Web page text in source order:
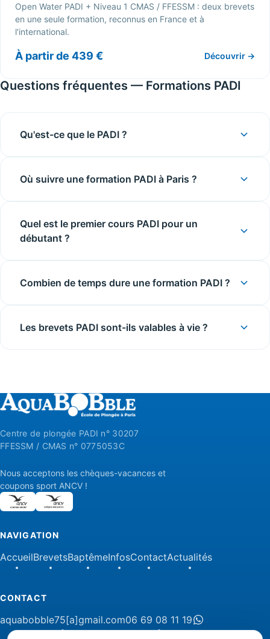
Open Water PADI + Niveau 1 CMAS / FFESSM : deux brevets
en une seule formation, reconnus en France et à
l'international.
À partir de 439 € Découvrir →
Questions fréquentes — Formations PADI
Qu'est-ce que le PADI ?
Où suivre une formation PADI à Paris ?
Quel est le premier cours PADI pour un
débutant ?
Combien de temps dure une formation PADI ?
Les brevets PADI sont-ils valables à vie ?
Centre de plongée PADI n° 30207
FFESSM / CMAS n° 0775053C
Nous acceptons les chèques-vacances et
coupons sport ANCV !
NAVIGATION
AccueilBrevetsBaptêmeInfosContactActualités
CONTACT
aquabobble75[a]gmail.com06 69 08 11 19